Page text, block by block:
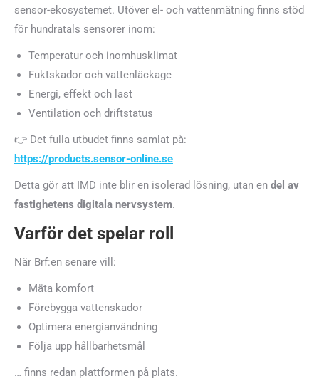
sensor-ekosystemet. Utöver el- och vattenmätning finns stöd
för hundratals sensorer inom:
Temperatur och inomhusklimat
Fuktskador och vattenläckage
Energi, effekt och last
Ventilation och driftstatus
👉 Det fulla utbudet finns samlat på:
https://products.sensor-online.se
Detta gör att IMD inte blir en isolerad lösning, utan en del av
fastighetens digitala nervsystem.
Varför det spelar roll
När Brf:en senare vill:
Mäta komfort
Förebygga vattenskador
Optimera energianvändning
Följa upp hållbarhetsmål
… finns redan plattformen på plats.